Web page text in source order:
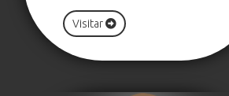
Visitar